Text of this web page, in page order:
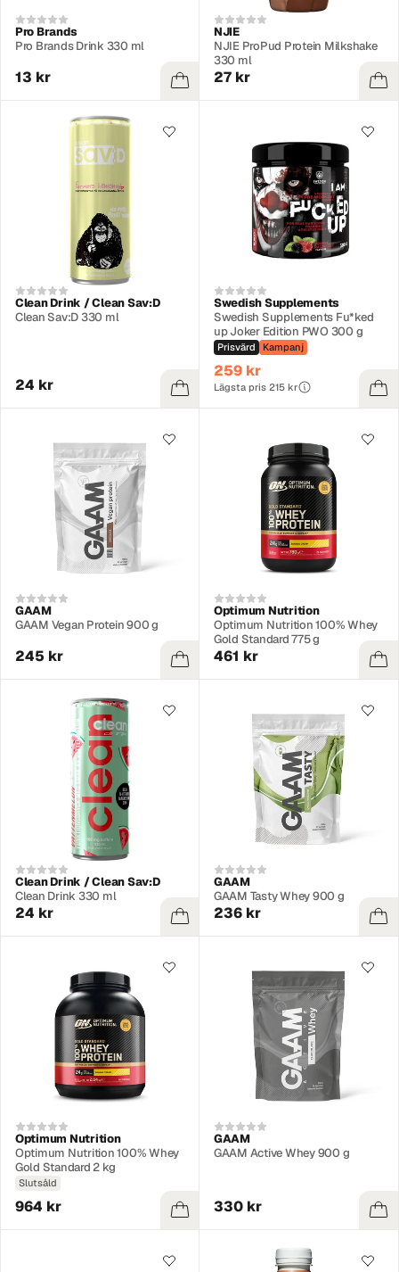
Pro Brands
Pro Brands Drink 330 ml
13 kr
NJIE
NJIE ProPud Protein Milkshake
330 ml
27 kr
Clean Drink / Clean Sav:D
Clean Sav:D 330 ml
24 kr
Swedish Supplements
Swedish Supplements Fu*ked
up Joker Edition PWO 300 g
Prisvärd Kampanj
259 kr
Lägsta pris 215 kr
GAAM
GAAM Vegan Protein 900 g
245 kr
Optimum Nutrition
Optimum Nutrition 100% Whey
Gold Standard 775 g
461 kr
Clean Drink / Clean Sav:D
Clean Drink 330 ml
24 kr
GAAM
GAAM Tasty Whey 900 g
236 kr
Optimum Nutrition
Optimum Nutrition 100% Whey
Gold Standard 2 kg
Slutsåld
964 kr
GAAM
GAAM Active Whey 900 g
330 kr